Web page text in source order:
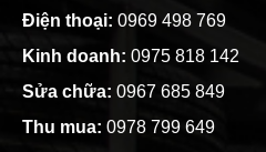
Điện thoại: 0969 498 769
Kinh doanh: 0975 818 142
Sửa chữa: 0967 685 849
Thu mua: 0978 799 649